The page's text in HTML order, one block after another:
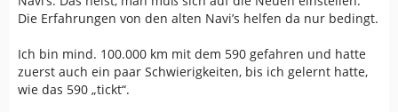
Die Erfahrungen von den alten Navi’s helfen da nur bedingt.
Ich bin mind. 100.000 km mit dem 590 gefahren und hatte
zuerst auch ein paar Schwierigkeiten, bis ich gelernt hatte,
wie das 590 „tickt“.